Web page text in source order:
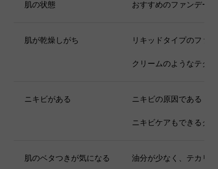
肌の状態 おすすめのファンデー
肌が乾燥しがち リキッドタイプのファ
クリームのようなテク
ニキビがある ニキビの原因である「
ニキビケアもできるク
肌のベタつきが気になる 油分が少なく、テカリ